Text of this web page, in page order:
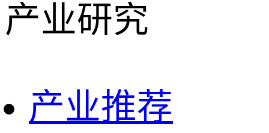
产业研究
产业推荐